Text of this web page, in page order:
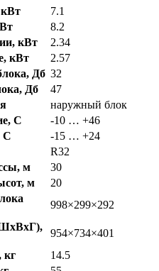
7.1
8.2
кВт
2.34
кВт
2.57
Дб 32
Дб
47
наружный блок
C
-10 … +46
C
-15 … +24
R32
м
30
м
20
998×299×292
954×734×401
кг
14.5